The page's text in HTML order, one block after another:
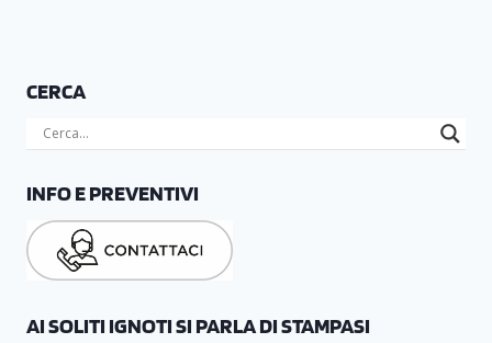
CERCA
INFO E PREVENTIVI
AI SOLITI IGNOTI SI PARLA DI STAMPASI